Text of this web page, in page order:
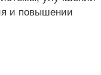
и повышении